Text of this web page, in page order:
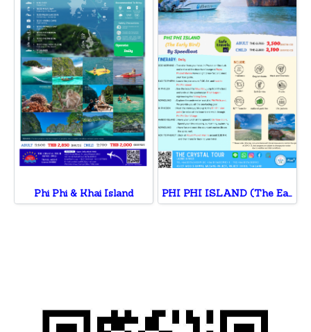
Phi Phi & Khai Island PHI PHI ISLAND (The Early Bird) By Speedboat